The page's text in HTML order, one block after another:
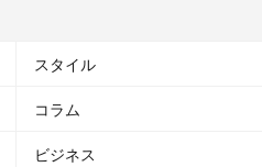
スタイル
コラム
ビジネス